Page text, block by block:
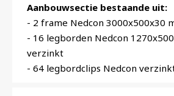
Aanbouwsectie bestaande uit:
- 2 frame Nedcon 3000x500x30
- 16 legborden Nedcon
verzinkt
- 64 legbordclips Nedcon